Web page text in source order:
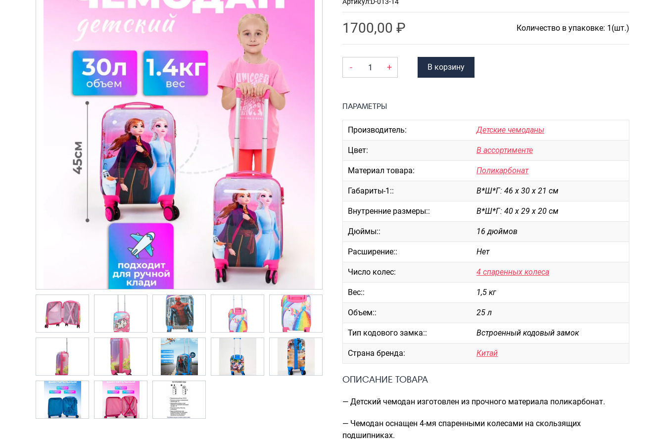
детских чемоданов
САКВОЯЖИ
Сумки для ноутбуков
Сумки-тележки
хозяйственные
Сумки-рюкзаки на
Сумки детские
ШОППЕРЫ
РАСПРОДАЖА
Сумки
Сумки колесные
Сумки пляжные
Сумки для ноутбуков
Сумки-тележки хозяйственные
Сумки-рюкзаки на колёсах
Сумки детские
Рюкзаки
Рюкзаки школьные
Рюкзаки подростковые
Рюкзаки для охоты-рыбалки
Кейсы
Планшеты
Артикул:D-013-14
1700,00 ₽ Количество в упаковке: 1(шт.)
- + В корзину
ПАРАМЕТРЫ
Производитель: Детские чемоданы
Цвет: В ассортименте
Материал товара: Поликарбонат
Габариты-1:: В*Ш*Г: 46 х 30 х 21 см
Внутренние размеры:: В*Ш*Г: 40 х 29 х 20 см
Дюймы:: 16 дюймов
Расширение:: Нет
Число колес: 4 спаренных колеса
Вес:: 1,5 кг
Объем:: 25 л
Тип кодового замка:: Встроенный кодовый замок
Страна бренда: Китай
ОПИСАНИЕ ТОВАРА
— Детский чемодан изготовлен из прочного материала поликарбонат.
— Чемодан оснащен 4-мя спаренными колесами на скользящих
подшипниках.